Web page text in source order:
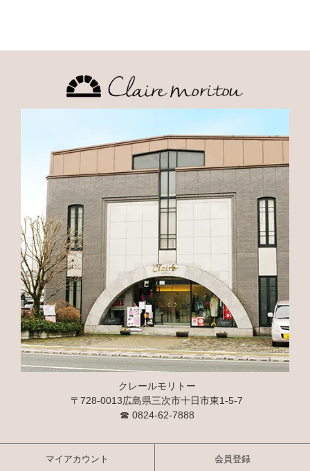
クレールモリトー
〒728-0013広島県三次市十日市東1-5-7
☎ 0824-62-7888
マイアカウント 会員登録